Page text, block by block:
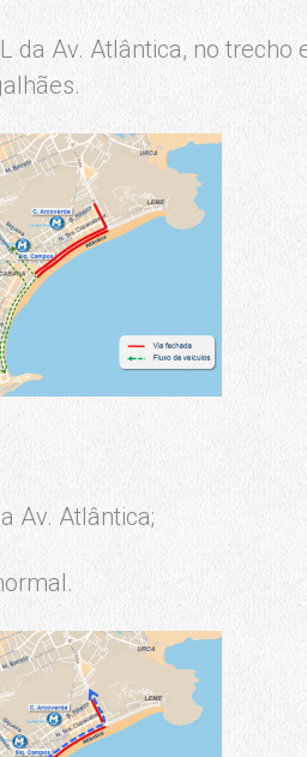
da Av. Atlântica, no
Av. Atlântica;